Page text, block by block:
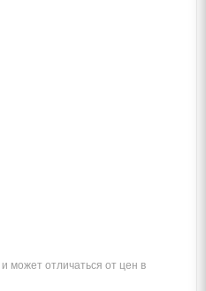
может отличаться от цен в